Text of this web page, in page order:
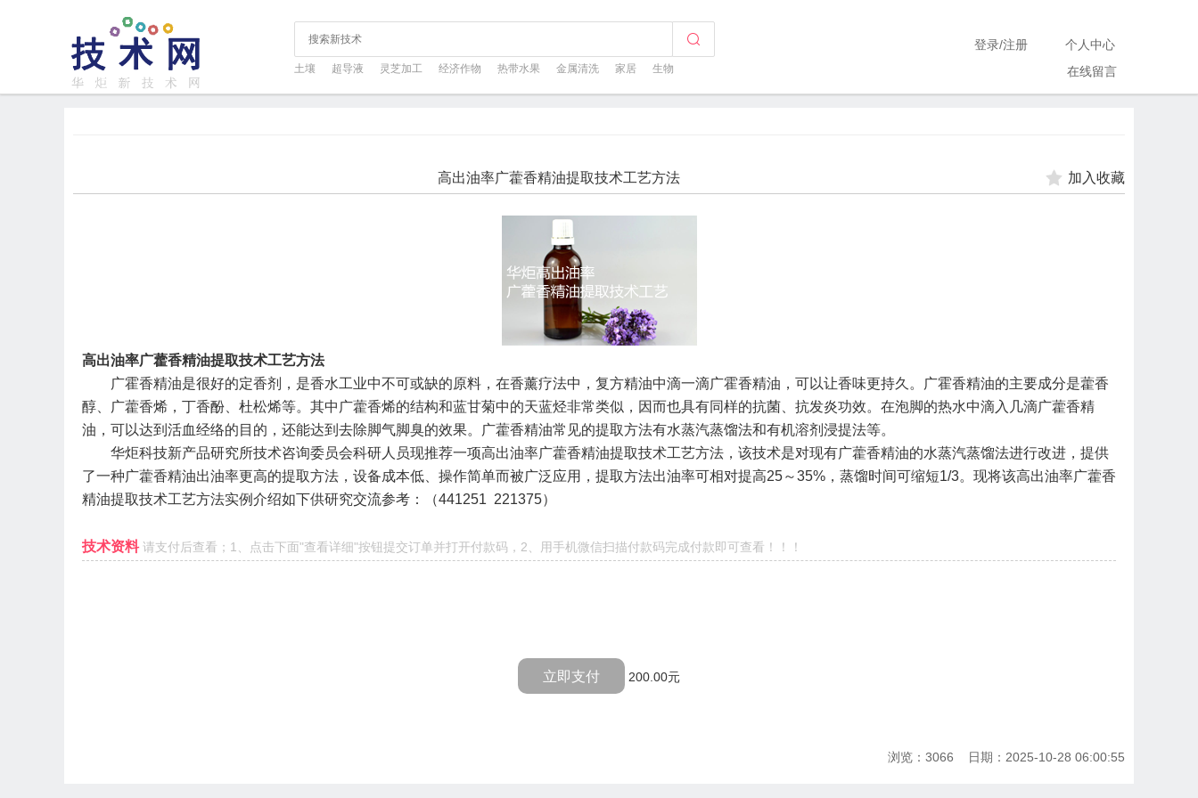
土壤 超导液 灵芝加工 经济作物 热带水果 金属清洗 家居 生物
登录/注册
个人中心
在线留言
高出油率广藿香精油提取技术工艺方法 加入收藏
高出油率广藿香精油提取技术工艺方法
广霍香精油是很好的定香剂，是香水工业中不可或缺的原料，在香薰疗法中，复方精油中滴一滴广霍香精油，可以让香味更持久。广霍香精油的主要成分是藿香
醇、广藿香烯，丁香酚、杜松烯等。其中广藿香烯的结构和蓝甘菊中的天蓝烃非常类似，因而也具有同样的抗菌、抗发炎功效。在泡脚的热水中滴入几滴广藿香精
油，可以达到活血经络的目的，还能达到去除脚气脚臭的效果。广藿香精油常见的提取方法有水蒸汽蒸馏法和有机溶剂浸提法等。
华炬科技新产品研究所技术咨询委员会科研人员现推荐一项高出油率广藿香精油提取技术工艺方法，该技术是对现有广藿香精油的水蒸汽蒸馏法进行改进，提供
了一种广藿香精油出油率更高的提取方法，设备成本低、操作简单而被广泛应用，提取方法出油率可相对提高25～35% ，蒸馏时间可缩短1/3。现将该高出油率广藿香
精油提取技术工艺方法实例介绍如下供研究交流参考 ：（441251 221375）
技术资料请支付后查看；1、点击下面"查看详细"按钮提交订单并打开付款码，2、用手机微信扫描付款码完成付款即可查看！！！
立即支付 200.00元
浏览：3066 日期：2025-10-28 06:00:55